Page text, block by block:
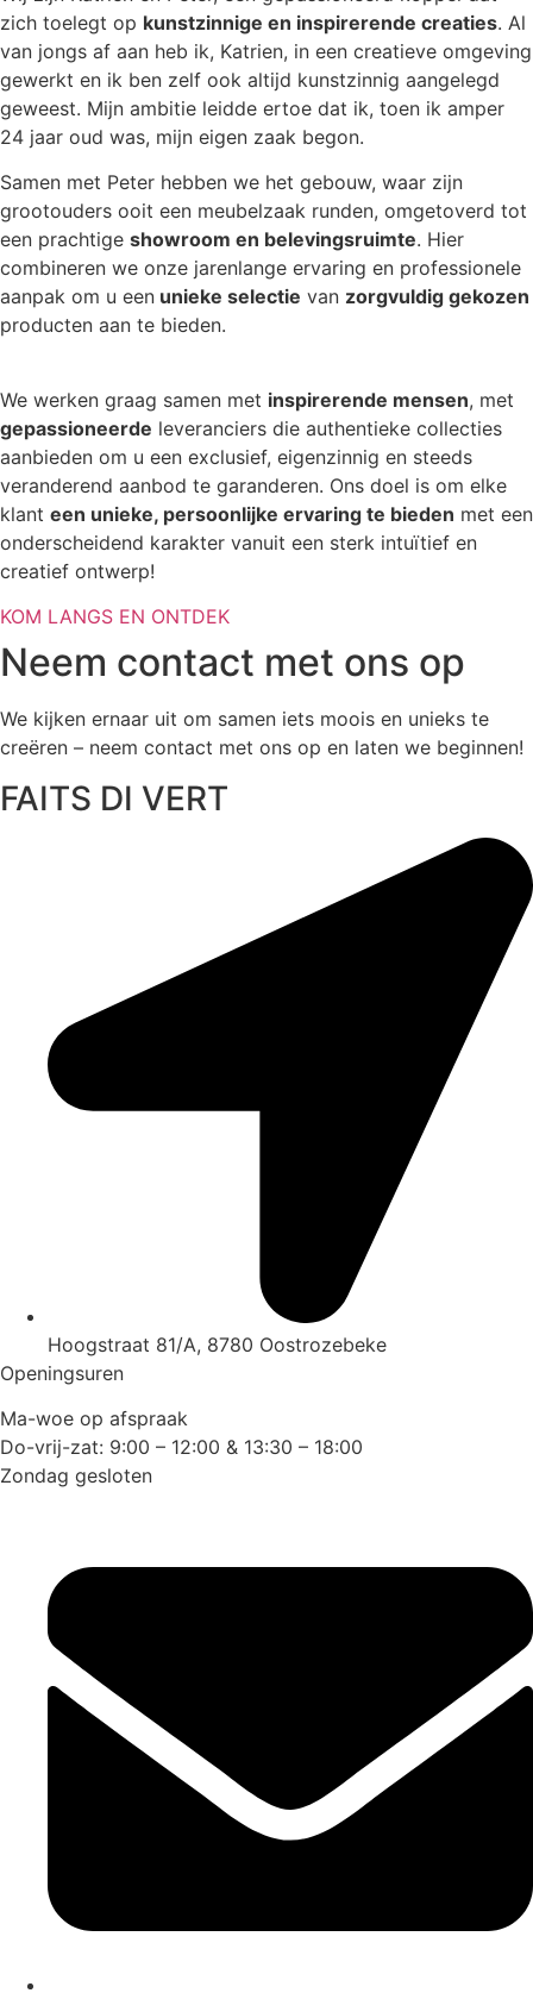
zich toelegt op kunstzinnige en inspirerende creaties. Al
van jongs af aan heb ik, Katrien, in een creatieve omgeving
gewerkt en ik ben zelf ook altijd kunstzinnig aangelegd
geweest. Mijn ambitie leidde ertoe dat ik, toen ik amper
24 jaar oud was, mijn eigen zaak begon.
Samen met Peter hebben we het gebouw, waar zijn
grootouders ooit een meubelzaak runden, omgetoverd tot
een prachtige showroom en belevingsruimte. Hier
combineren we onze jarenlange ervaring en professionele
aanpak om u een unieke selectie van zorgvuldig gekozen
producten aan te bieden.
We werken graag samen met inspirerende mensen, met
gepassioneerde leveranciers die authentieke collecties
aanbieden om u een exclusief, eigenzinnig en steeds
veranderend aanbod te garanderen. Ons doel is om elke
klant een unieke, persoonlijke ervaring te bieden met een
onderscheidend karakter vanuit een sterk intuïtief en
creatief ontwerp!
KOM LANGS EN ONTDEK
Neem contact met ons op
We kijken ernaar uit om samen iets moois en unieks te
creëren – neem contact met ons op en laten we beginnen!
FAITS DI VERT
Hoogstraat 81/A, 8780 Oostrozebeke
Openingsuren
Ma-woe op afspraak
Do-vrij-zat: 9:00 – 12:00 & 13:30 – 18:00
Zondag gesloten